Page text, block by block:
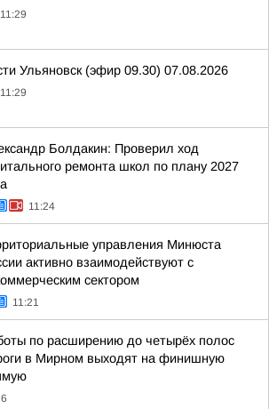
11:29
Ульяновск (эфир 09.30) 07.08.2026
11:29
Болдакин: Проверил ход
ремонта школ по плану 2027
11:24
управления Минюста
активно взаимодействуют с
сектором
11:21
по расширению до четырёх полос
в Мирном выходят на финишную